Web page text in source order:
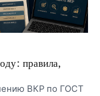
правила,
ВКР по ГОСТ